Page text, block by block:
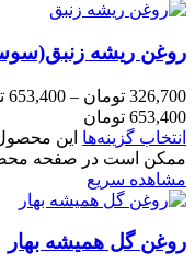
روغن ریشه
326,700 تومان –
653,400
653,400 تومان
انتخاب گزینه‌ها این
ممکن است در صفحه
مشاهده سریع
روغن گل همیشه بهار